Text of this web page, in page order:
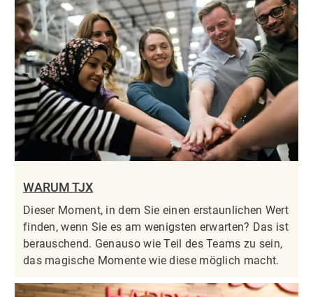
WARUM TJX
Dieser Moment, in dem Sie einen erstaunlichen Wert
finden, wenn Sie es am wenigsten erwarten? Das ist
berauschend. Genauso wie Teil des Teams zu sein,
das magische Momente wie diese möglich macht.